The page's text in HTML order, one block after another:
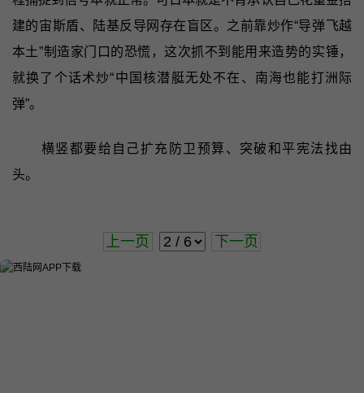
建的宙斯盾、陆基反导网存在盲区。之前靠炒作“导弹飞越
本土”制造家门口的恐慌，这次抓不到能用来造势的实锤，
就换了个话术炒“中国核潜艇无处不在、南海也能打洲际
弹”。
横竖都要给自己扩充防卫预算、突破和平宪法找由
头。
上一页 下一页